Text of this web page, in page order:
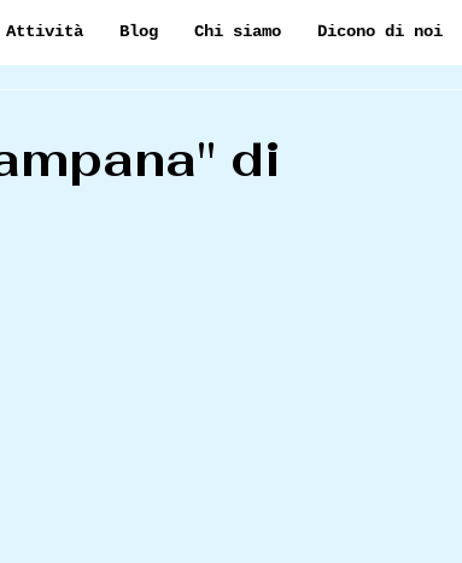
Attività Blog Chi siamo Dicono di noi
di